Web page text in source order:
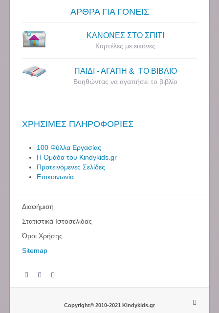
ΑΡΘΡΑ ΓΙΑ ΓΟΝΕΙΣ
ΚΑΝΟΝΕΣ ΣΤΟ ΣΠΙΤΙ
Καρτέλες με εικόνες
ΠΑΙΔΙ - ΑΓΑΠΗ & ΤΟ ΒΙΒΛΙΟ
Βοηθώντας να αγαπήσει το βιβλίο
ΧΡΗΣΙΜΕΣ ΠΛΗΡΟΦΟΡΙΕΣ
100 Φύλλα Εργασίας
Η Ομάδα του Kindykids.gr
Προτεινόμενες Σελίδες
Επικοινωνία
Διαφήμιση
Στατιστικά Ιστοσελίδας
Όροι Χρήσης
Sitemap
Copyright© 2010-2021 Kindykids.gr